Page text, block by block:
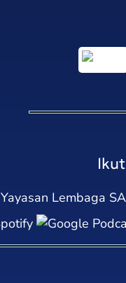
Yayasan Lembaga